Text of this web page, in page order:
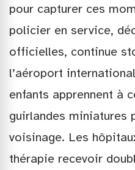
pour capturer ces
policier en service,
officielles, continue
l’aéroport
enfants apprennent à
guirlandes miniatures
voisinage. Les
thérapie recevoir